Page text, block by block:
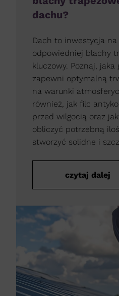
dachu?
Dach to inwestycja
odpowiedniej blachy
kluczowy. Poznaj,
zapewni optymalną
na warunki
również, jak filc
przed wilgocią oraz
obliczyć potrzebną
stworzyć solidne i
czytaj dalej